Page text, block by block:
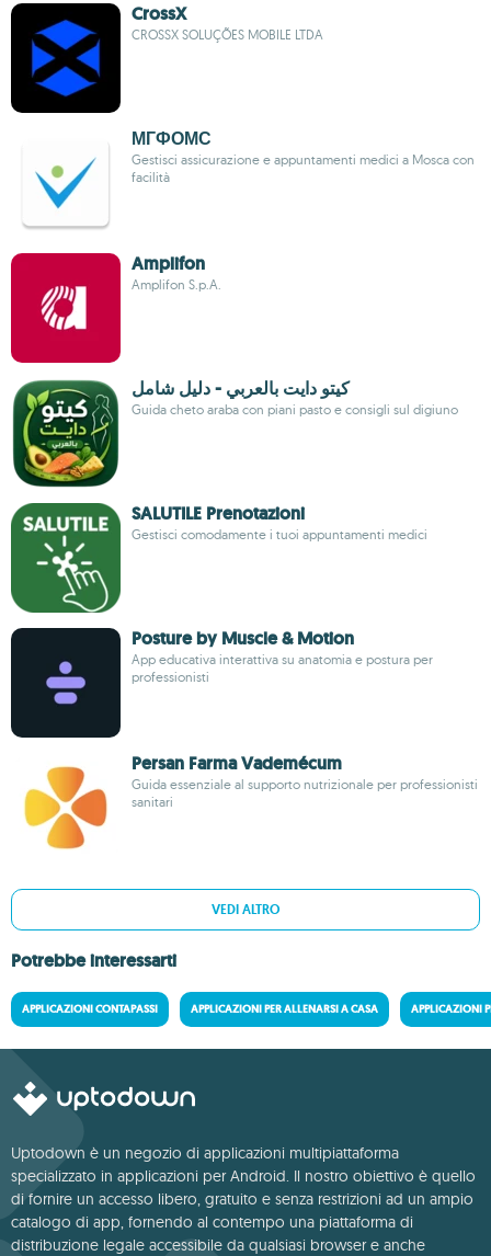
CrossX
CROSSX SOLUÇÕES MOBILE LTDA
МГФОМС
Gestisci assicurazione e appuntamenti medici a Mosca con
facilità
Amplifon
Amplifon S.p.A.
كيتو دايت بالعربي - دليل شامل
Guida cheto araba con piani pasto e consigli sul digiuno
SALUTILE Prenotazioni
Gestisci comodamente i tuoi appuntamenti medici
Posture by Muscle & Motion
App educativa interattiva su anatomia e postura per
professionisti
Persan Farma Vademécum
Guida essenziale al supporto nutrizionale per professionisti
sanitari
VEDI ALTRO
Potrebbe interessarti
APPLICAZIONI CONTAPASSI APPLICAZIONI PER ALLENARSI A CASA APPLICAZIONI
Uptodown è un negozio di applicazioni multipiattaforma
specializzato in applicazioni per Android. Il nostro obiettivo è quello
di fornire un accesso libero, gratuito e senza restrizioni ad un ampio
catalogo di app, fornendo al contempo una piattaforma di
distribuzione legale accessibile da qualsiasi browser e anche